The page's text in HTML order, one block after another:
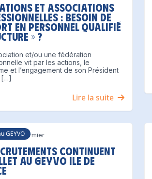
et Associations
: besoin de
en personnel qualifié
» ?
et/ou une fédération
vit par les actions, le
et l’engagement de son Président
[…]
Lire la suite
GEYVOCormier
continuent
au GEYVO ILE DE